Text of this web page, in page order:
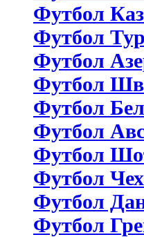
Футбол
Футбол
Футбол
Футбол
Футбол
Футбол
Футбол
Футбол
Футбол
Футбол